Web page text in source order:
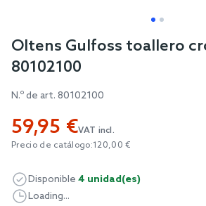
Skip
to
beginning
the
images
Oltens Gulfoss toallero
80102100
N.º de art. 80102100
59,95 €VAT incl.
Precio de catálogo:120,00 €
Disponible 4 unidad(es)
Loading...